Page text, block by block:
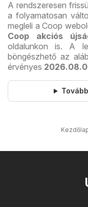
A rendszeresen
a folyamatosan
megleli a Coop
Coop akciós
oldalunkon is. A
böngészhető az
érvényes